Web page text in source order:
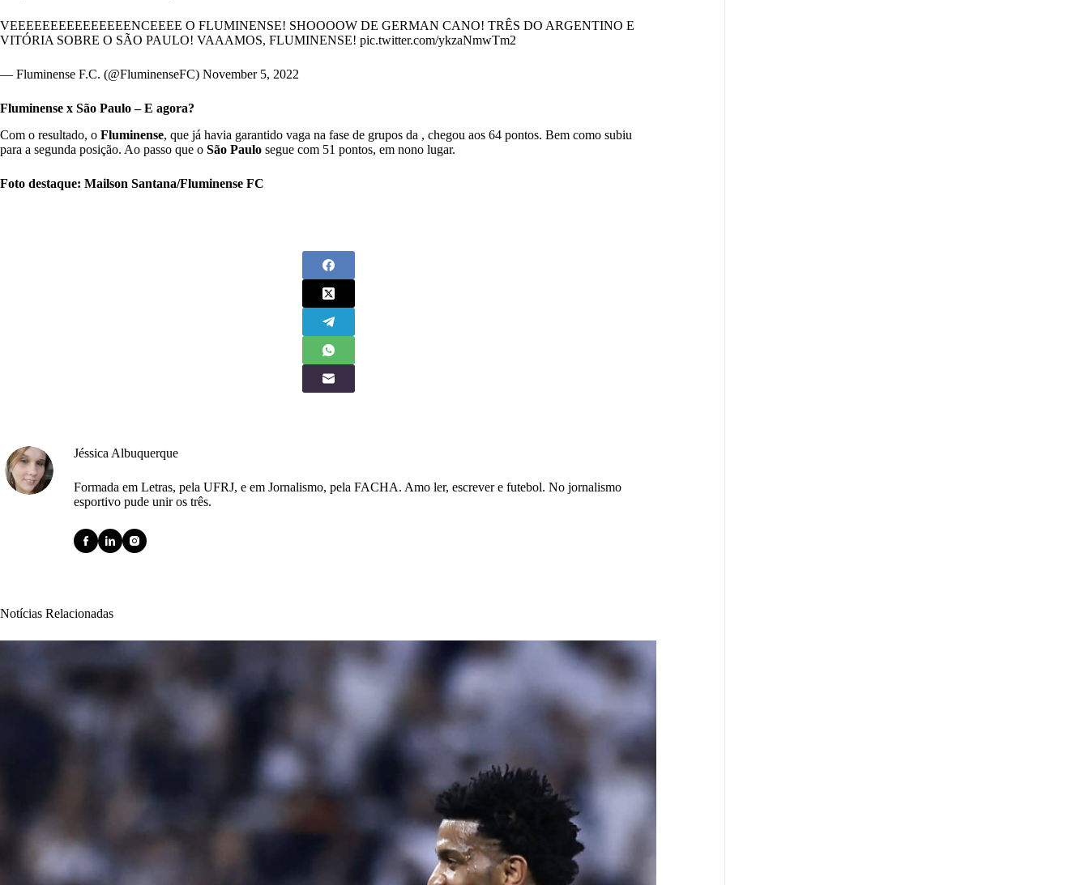
VEEEEEEEEEEEEEEENCEEEE O FLUMINENSE! SHOOOOW DE GERMAN CANO! TRÊS DO ARGENTINO E
VITÓRIA SOBRE O SÃO PAULO! VAAAMOS, FLUMINENSE! pic.twitter.com/ykzaNmwTm2
— Fluminense F.C. (@FluminenseFC) November 5, 2022
Fluminense x São Paulo – E agora?
Com o resultado, o Fluminense, que já havia garantido vaga na fase de grupos da , chegou aos 64 pontos. Bem como subiu
para a segunda posição. Ao passo que o São Paulo segue com 51 pontos, em nono lugar.
Foto destaque: Mailson Santana/Fluminense FC
Jéssica Albuquerque
Formada em Letras, pela UFRJ, e em Jornalismo, pela FACHA. Amo ler, escrever e futebol. No jornalismo
esportivo pude unir os três.
Notícias Relacionadas